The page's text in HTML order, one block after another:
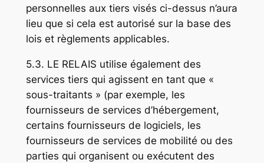
personnelles aux tiers visés ci-dessus n’aura
lieu que si cela est autorisé sur la base des
lois et règlements applicables.
5.3. LE RELAIS utilise également des
services tiers qui agissent en tant que «
sous-traitants » (par exemple, les
fournisseurs de services d’hébergement,
certains fournisseurs de logiciels, les
fournisseurs de services de mobilité ou des
parties qui organisent ou exécutent des